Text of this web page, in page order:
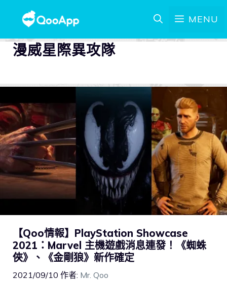
MENU
漫威星際異攻隊
【Qoo情報】PlayStation Showcase
2021：Marvel 主機遊戲消息連發！《蜘蛛
俠》、《金剛狼》新作確定
2021/09/10 作者: Mr. Qoo